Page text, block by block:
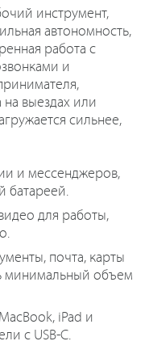
инструмент,
автономность,
работа с
и
выездах или
сильнее,
и мессенджеров,
батареей.
для работы,
почта, карты
минимальный объем
iPad и
с USB-C.